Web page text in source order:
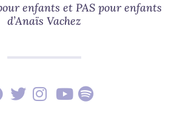
enfants et PAS pour enfants
d’Anaïs Vachez